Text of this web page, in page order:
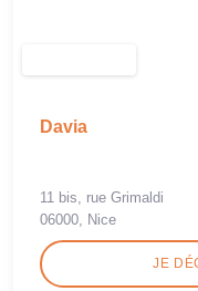
Davia
11 bis, rue Grimaldi
06000, Nice
JE